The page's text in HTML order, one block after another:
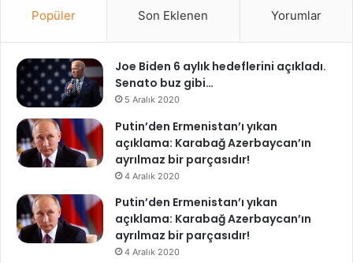
Popüler Son Eklenen Yorumlar
Joe Biden 6 aylık hedeflerini açıkladı.
Senato buz gibi…
5 Aralık 2020
Putin’den Ermenistan’ı yıkan
açıklama: Karabağ Azerbaycan’ın
ayrılmaz bir parçasıdır!
4 Aralık 2020
Putin’den Ermenistan’ı yıkan
açıklama: Karabağ Azerbaycan’ın
ayrılmaz bir parçasıdır!
4 Aralık 2020